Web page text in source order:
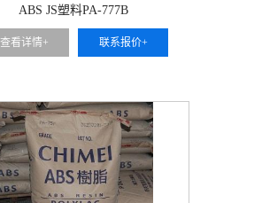
ABS JS塑料PA-777B
查看详情+ 联系报价+